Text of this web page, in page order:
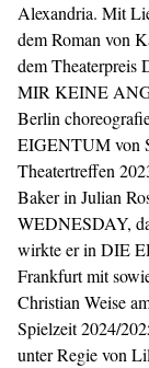
Alexandria. Mit
dem Roman von
dem
MIR KEINE
Berlin
EIGENTUM von
Theatertreffen
Baker in Julian
WEDNESDAY,
wirkte er in DIE
Frankfurt mit
Christian Weise
Spielzeit 2024/
unter Regie von